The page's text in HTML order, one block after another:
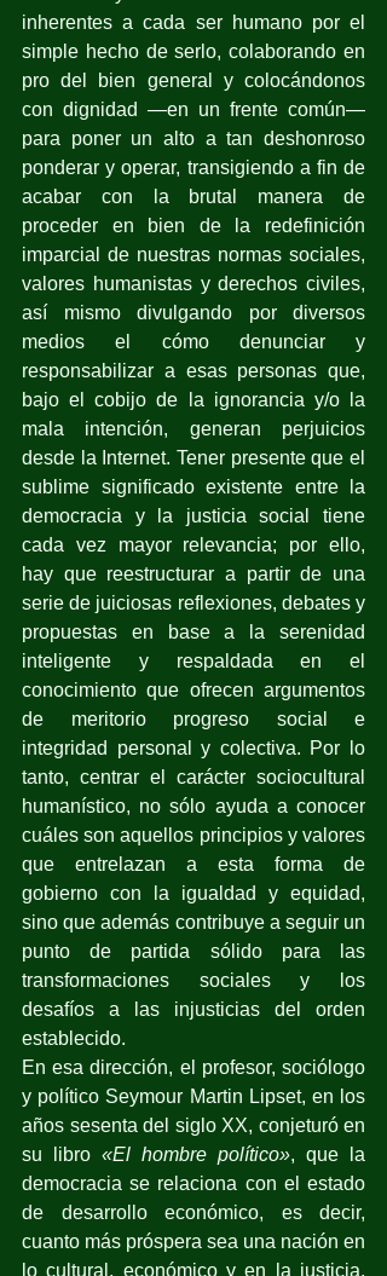
inherentes a cada ser humano por el
simple hecho de serlo, colaborando en
pro del bien general y colocándonos
con dignidad —en un frente común—
para poner un alto a tan deshonroso
ponderar y operar, transigiendo a fin de
acabar con la brutal manera de
proceder en bien de la redefinición
imparcial de nuestras normas sociales,
valores humanistas y derechos civiles,
así mismo divulgando por diversos
medios el cómo denunciar y
responsabilizar a esas personas que,
bajo el cobijo de la ignorancia y/o la
mala intención, generan perjuicios
desde la Internet. Tener presente que el
sublime significado existente entre la
democracia y la justicia social tiene
cada vez mayor relevancia; por ello,
hay que reestructurar a partir de una
serie de juiciosas reflexiones, debates y
propuestas en base a la serenidad
inteligente y respaldada en el
conocimiento que ofrecen argumentos
de meritorio progreso social e
integridad personal y colectiva. Por lo
tanto, centrar el carácter sociocultural
humanístico, no sólo ayuda a conocer
cuáles son aquellos principios y valores
que entrelazan a esta forma de
gobierno con la igualdad y equidad,
sino que además contribuye a seguir un
punto de partida sólido para las
transformaciones sociales y los
desafíos a las injusticias del orden
establecido.
En esa dirección, el profesor, sociólogo
y político Seymour Martin Lipset, en los
años sesenta del siglo XX, conjeturó en
su libro «El hombre político», que la
democracia se relaciona con el estado
de desarrollo económico, es decir,
cuanto más próspera sea una nación en
lo cultural, económico y en la justicia,